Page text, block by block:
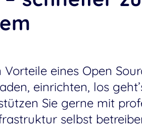
eines Open
einrichten, los
Sie gerne mit
selbst